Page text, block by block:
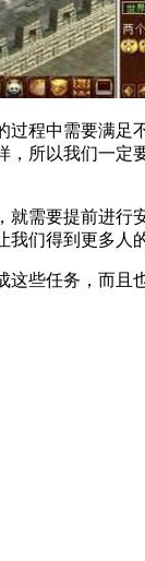
程中需要满
所以我们一
需要提前进
们得到更多人
些任务，而且